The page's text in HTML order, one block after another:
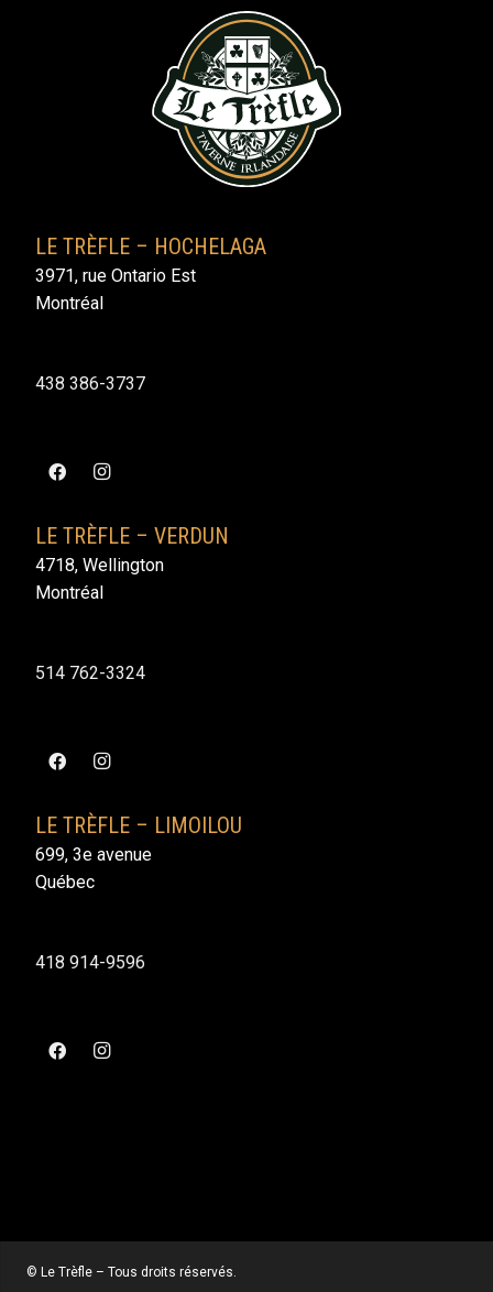
LE TRÈFLE – HOCHELAGA
3971, rue Ontario Est
Montréal
438 386-3737
LE TRÈFLE – VERDUN
4718, Wellington
Montréal
514 762-3324
LE TRÈFLE – LIMOILOU
699, 3e avenue
Québec
418 914-9596
© Le Trèfle – Tous droits réservés.